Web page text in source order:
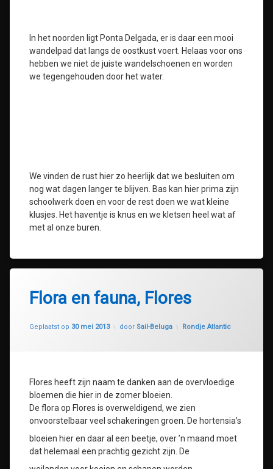
In het noorden ligt Ponta Delgada, er is daar een mooi
wandelpad dat langs de oostkust voert. Helaas voor ons
hebben we niet de juiste wandelschoenen en worden
we tegengehouden door het water.
We vinden de rust hier zo heerlijk dat we besluiten om
nog wat dagen langer te blijven. Bas kan hier prima zijn
schoolwerk doen en voor de rest doen we wat kleine
klusjes. Het haventje is knus en we kletsen heel wat af
met al onze buren.
Flora en fauna, Flores
Geplaatst op 30 mei 2013
Geüpdatet op 30 juli 2020
door Sail-Beluga Categorieën:
Rondje Atlantic
Flores heeft zijn naam te danken aan de overvloedige
bloemen die hier in de zomer bloeien.
De flora op Flores is overweldigend, we zien
onvoorstelbaar veel schakeringen groen. De hortensia’s
bloeien hier en daar al een beetje, over ’n maand moet
dat helemaal een prachtig gezicht zijn. De